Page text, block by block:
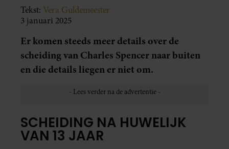
Tekst: Vera Guldemeester
3 januari 2025
Er komen steeds meer details over de
scheiding van Charles Spencer naar buiten
en die details liegen er niet om.
SCHEIDING NA HUWELIJK
VAN 13 JAAR